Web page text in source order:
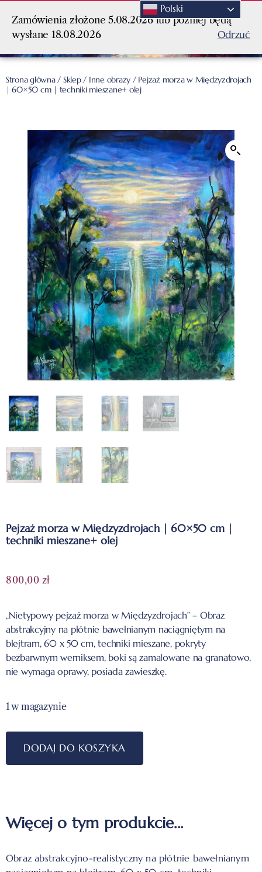
Zamówienia złożone 5.08.2026 lub później będą
wysłane 18.08.2026
Odrzuć
Strona główna/ Sklep/ Inne obrazy / Pejzaż morza w Międzyzdrojach
| 60×50 cm | techniki mieszane+ olej
Pejzaż morza w Międzyzdrojach | 60×50 cm |
techniki mieszane+ olej
800,00 zł
„Nietypowy pejzaż morza w Międzyzdrojach” – Obraz
abstrakcyjny na płótnie bawełnianym naciągniętym na
blejtram, 60 x 50 cm, techniki mieszane, pokryty
bezbarwnym werniksem, boki są zamalowane na granatowo,
nie wymaga oprawy, posiada zawieszkę.
1 w magazynie
DODAJ DO KOSZYKA
Więcej o tym produkcie...
Obraz abstrakcyjno-realistyczny na płótnie bawełnianym
Polski